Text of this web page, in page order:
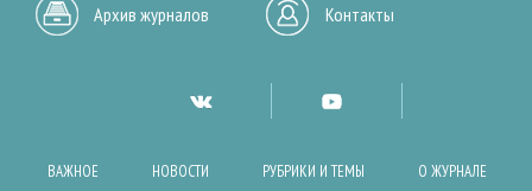
Архив журналов Контакты
ВАЖНОЕ НОВОСТИ РУБРИКИ И ТЕМЫ О ЖУРНАЛЕ